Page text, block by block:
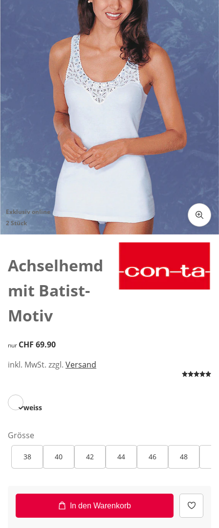
Zum Vergrössern auf das Bild klicken
Exklusiv online
2 Stück
Achselhemd
mit Batist-
Motiv
CHF 69.90
nur CHF 69.90
inkl. MwSt. zzgl. Versand
weiss
Grösse
38 40 42 44 46 48
In den Warenkorb